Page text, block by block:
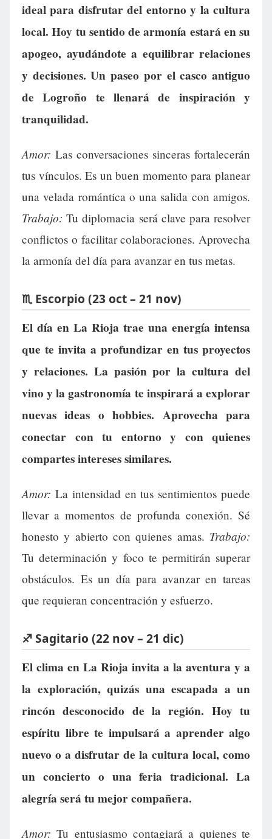
ideal para disfrutar del entorno y la cultura
local. Hoy tu sentido de armonía estará en su
apogeo, ayudándote a equilibrar relaciones
y decisiones. Un paseo por el casco antiguo
de Logroño te llenará de inspiración y
tranquilidad.
Amor: Las conversaciones sinceras fortalecerán
tus vínculos. Es un buen momento para planear
una velada romántica o una salida con amigos.
Trabajo: Tu diplomacia será clave para resolver
conflictos o facilitar colaboraciones. Aprovecha
la armonía del día para avanzar en tus metas.
♏ Escorpio (23 oct – 21 nov)
El día en La Rioja trae una energía intensa
que te invita a profundizar en tus proyectos
y relaciones. La pasión por la cultura del
vino y la gastronomía te inspirará a explorar
nuevas ideas o hobbies. Aprovecha para
conectar con tu entorno y con quienes
compartes intereses similares.
Amor: La intensidad en tus sentimientos puede
llevar a momentos de profunda conexión. Sé
honesto y abierto con quienes amas. Trabajo:
Tu determinación y foco te permitirán superar
obstáculos. Es un día para avanzar en tareas
que requieran concentración y esfuerzo.
♐ Sagitario (22 nov – 21 dic)
El clima en La Rioja invita a la aventura y a
la exploración, quizás una escapada a un
rincón desconocido de la región. Hoy tu
espíritu libre te impulsará a aprender algo
nuevo o a disfrutar de la cultura local, como
un concierto o una feria tradicional. La
alegría será tu mejor compañera.
Amor: Tu entusiasmo contagiará a quienes te